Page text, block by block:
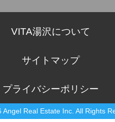
VITA湯沢について
サイトマップ
プライバシーポリシー
Real Estate Inc. All Rights